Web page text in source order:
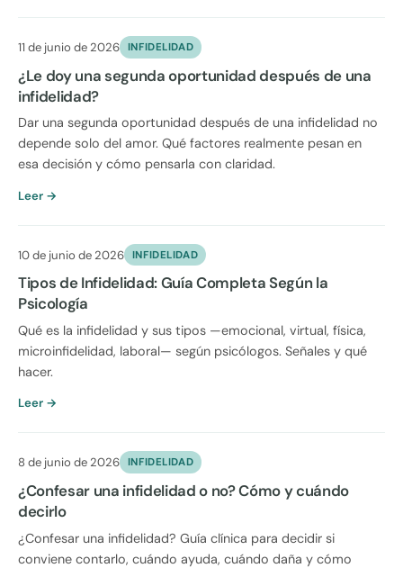
11 de junio de 2026 INFIDELIDAD
¿Le doy una segunda oportunidad después de una
infidelidad?
Dar una segunda oportunidad después de una infidelidad no
depende solo del amor. Qué factores realmente pesan en
esa decisión y cómo pensarla con claridad.
Leer →
10 de junio de 2026 INFIDELIDAD
Tipos de Infidelidad: Guía Completa Según la
Psicología
Qué es la infidelidad y sus tipos —emocional, virtual, física,
microinfidelidad, laboral— según psicólogos. Señales y qué
hacer.
Leer →
8 de junio de 2026 INFIDELIDAD
¿Confesar una infidelidad o no? Cómo y cuándo
decirlo
¿Confesar una infidelidad? Guía clínica para decidir si
conviene contarlo, cuándo ayuda, cuándo daña y cómo